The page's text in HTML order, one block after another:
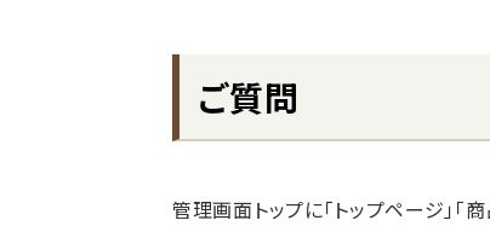
ご質問
管理画面トップに「トップページ」「